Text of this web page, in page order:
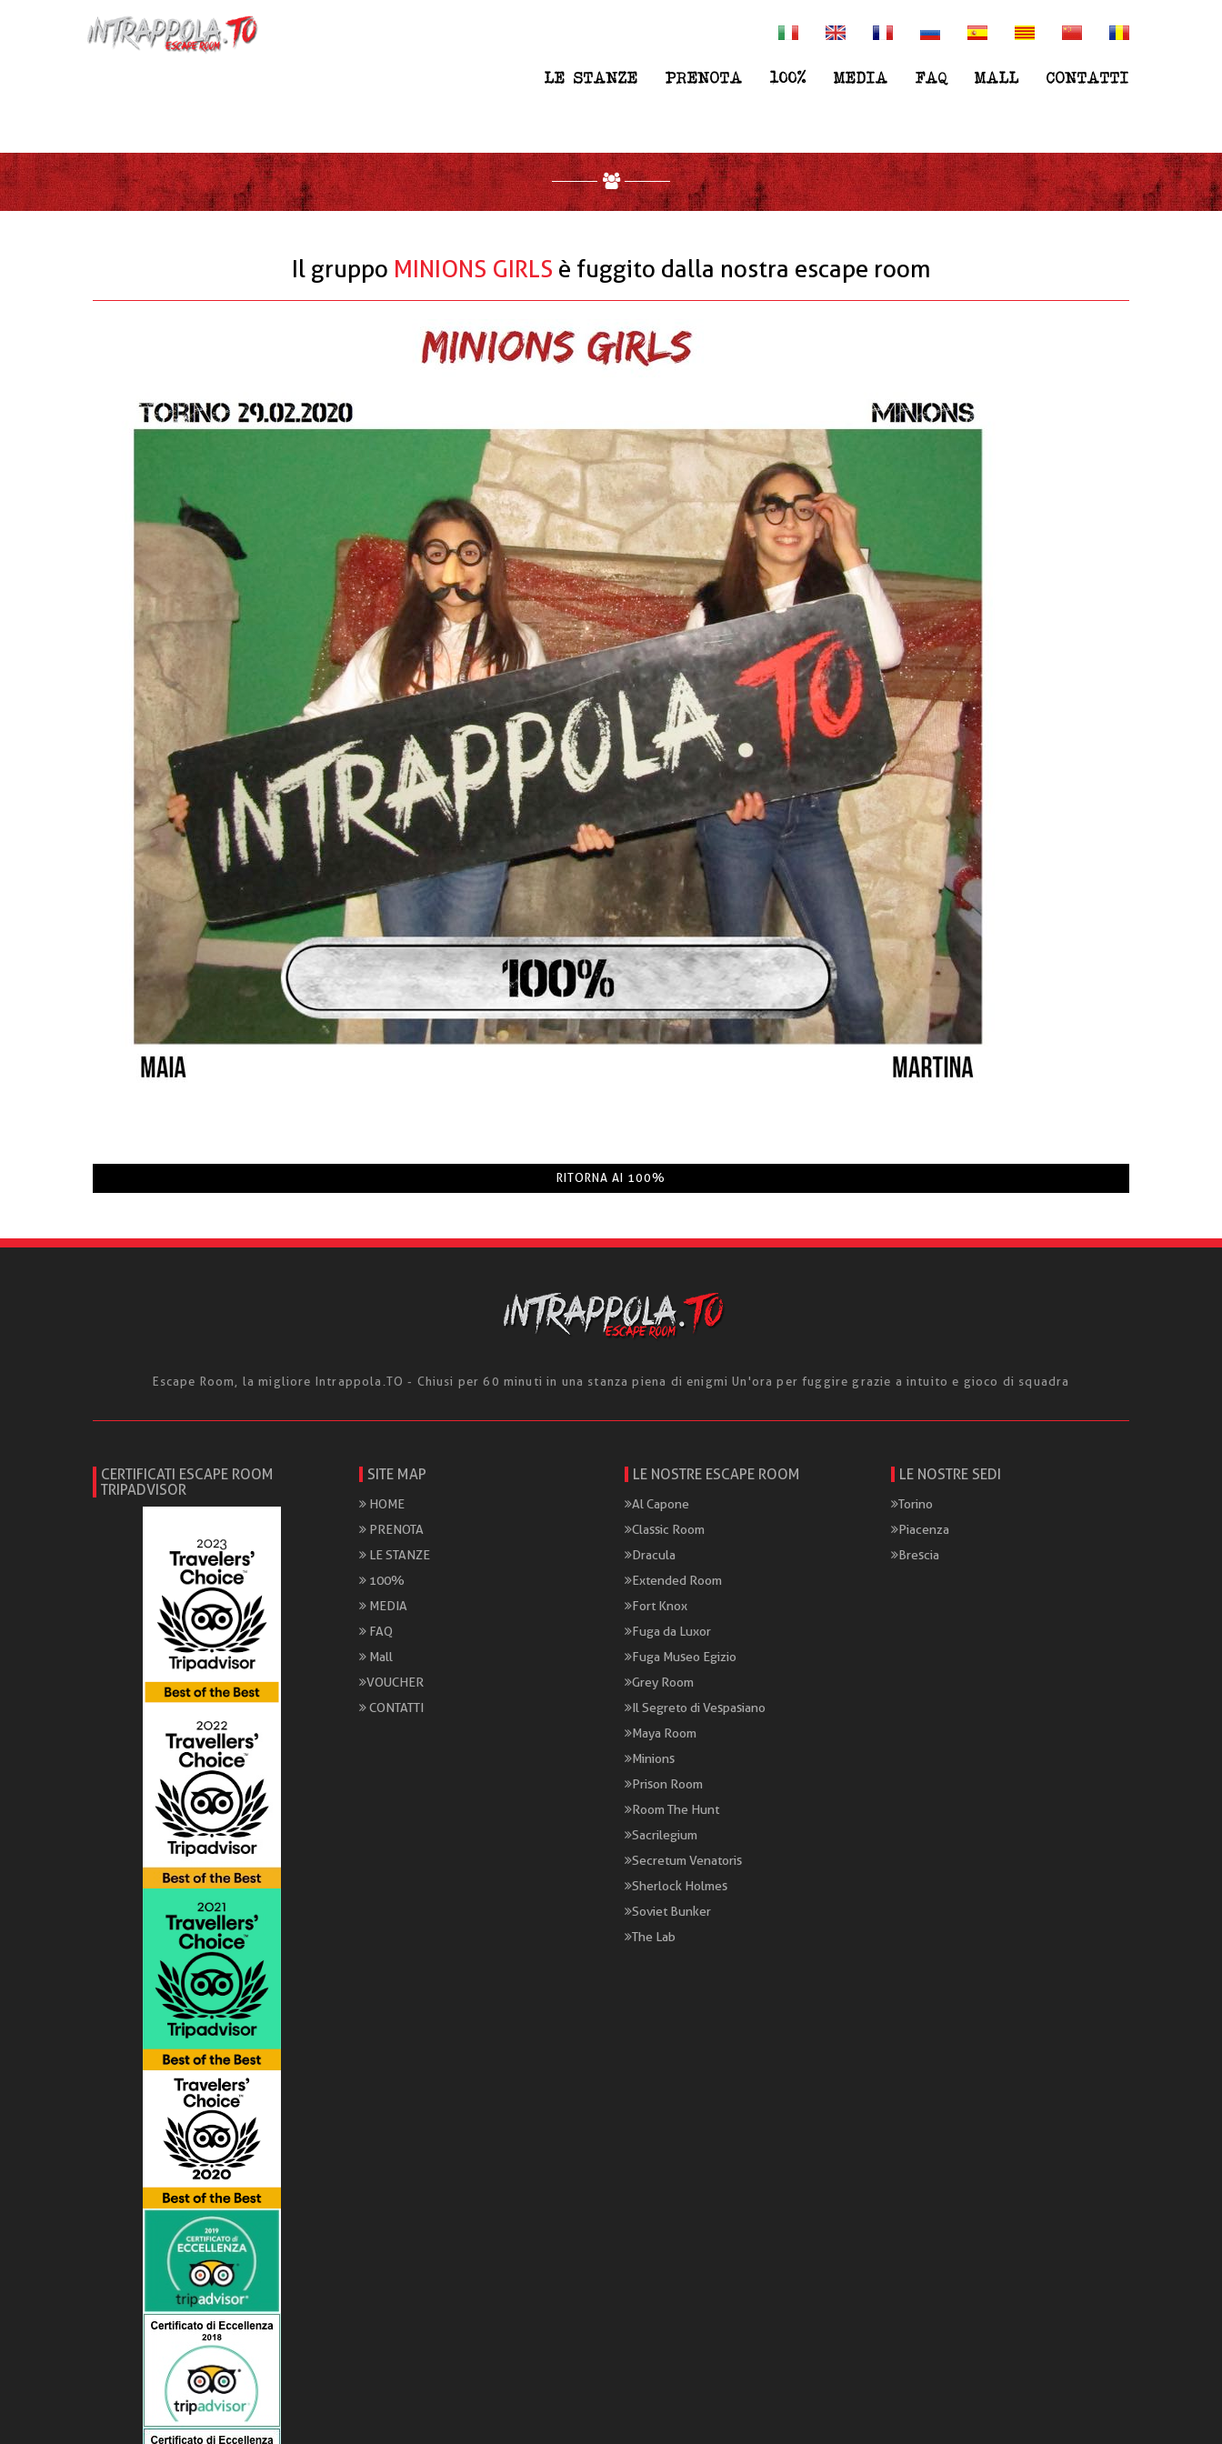
"contactPoint": [ { "@type": "ContactPoint", "telephone": "+393347733737", "contactType": "customer service" } ] }
LE STANZE PRENOTA 100% MEDIA FAQ MALL CONTATTI
Il gruppo MINIONS GIRLS è fuggito dalla nostra escape room
RITORNA AI 100%
Escape Room, la migliore Intrappola.TO - Chiusi per 60 minuti in una stanza piena di enigmi Un'ora per fuggire grazie a intuito e gioco di squadra
CERTIFICATI ESCAPE ROOM
TRIPADVISOR
SITE MAP
HOME
PRENOTA
LE STANZE
100%
MEDIA
FAQ
Mall
VOUCHER
CONTATTI
LE NOSTRE ESCAPE ROOM
Al Capone
Classic Room
Dracula
Extended Room
Fort Knox
Fuga da Luxor
Fuga Museo Egizio
Grey Room
Il Segreto di Vespasiano
Maya Room
Minions
Prison Room
Room The Hunt
Sacrilegium
Secretum Venatoris
Sherlock Holmes
Soviet Bunker
The Lab
LE NOSTRE SEDI
Torino
Piacenza
Brescia